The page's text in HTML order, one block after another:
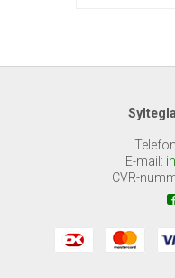
E-mail :
CVR-